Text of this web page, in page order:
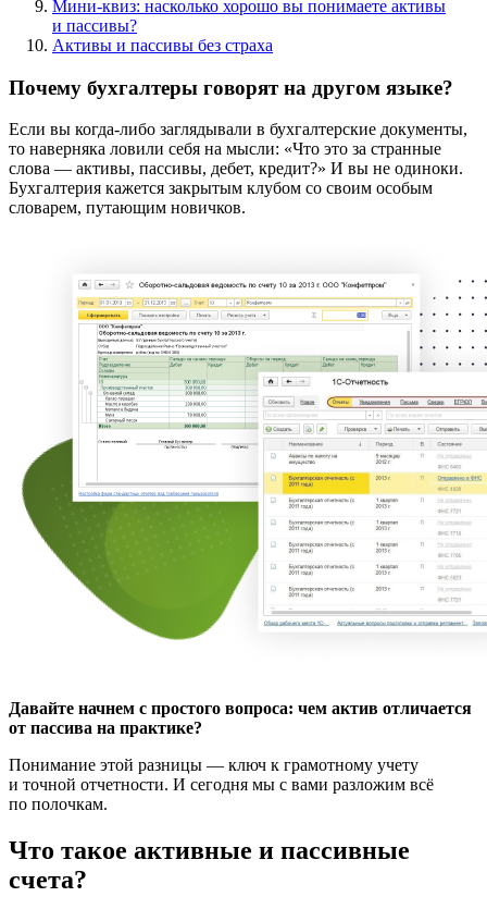
Мини-квиз: насколько хорошо вы понимаете активы
и пассивы?
Активы и пассивы без страха
Почему бухгалтеры говорят на другом языке?
Если вы когда-либо заглядывали в бухгалтерские документы,
то наверняка ловили себя на мысли: «Что это за странные
слова — активы, пассивы, дебет, кредит?» И вы не одиноки.
Бухгалтерия кажется закрытым клубом со своим особым
словарем, путающим новичков.
Давайте начнем с простого вопроса: чем актив отличается
от пассива на практике?
Понимание этой разницы — ключ к грамотному учету
и точной отчетности. И сегодня мы с вами разложим всё
по полочкам.
Что такое активные и пассивные
счета?